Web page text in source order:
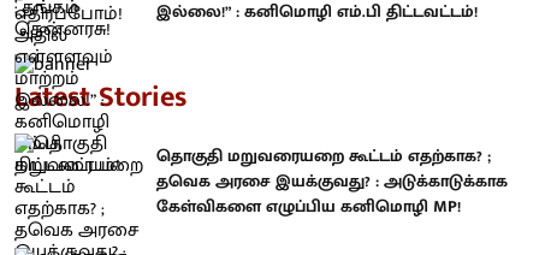
இல்லை!” : கனிமொழி எம்.பி திட்டவட்டம்!
Latest Stories
தொகுதி மறுவரையறை கூட்டம் எதற்காக? ;
தவெக அரசை இயக்குவது? : அடுக்காடுக்காக
கேள்விகளை எழுப்பிய கனிமொழி MP!